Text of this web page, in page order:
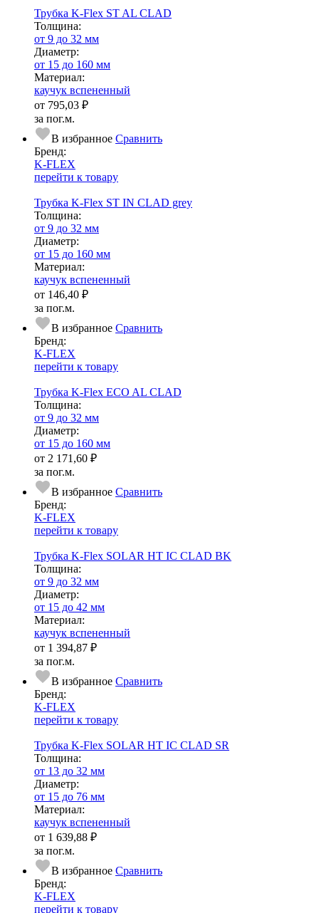
Трубка K-Flex ST AL CLAD
Тол­щи­на:
от 9 до 32 мм
Диаметр:
от 15 до 160 мм
Ма­­те­­ри­­ал:
каучук вспененный
от 795,03 ₽
за пог.м.
В избранное Сравнить
Бренд:
K-FLEX
перейти к товару
Трубка K-Flex ST IN CLAD grey
Тол­щи­на:
от 9 до 32 мм
Диаметр:
от 15 до 160 мм
Ма­­те­­ри­­ал:
каучук вспененный
от 146,40 ₽
за пог.м.
В избранное Сравнить
Бренд:
K-FLEX
перейти к товару
Трубка K-Flex ECO AL CLAD
Тол­щи­на:
от 9 до 32 мм
Диаметр:
от 15 до 160 мм
от 2 171,60 ₽
за пог.м.
В избранное Сравнить
Бренд:
K-FLEX
перейти к товару
Трубка K-Flex SOLAR HT IC CLAD BK
Тол­щи­на:
от 9 до 32 мм
Диаметр:
от 15 до 42 мм
Ма­­те­­ри­­ал:
каучук вспененный
от 1 394,87 ₽
за пог.м.
В избранное Сравнить
Бренд:
K-FLEX
перейти к товару
Трубка K-Flex SOLAR HT IC CLAD SR
Тол­щи­на:
от 13 до 32 мм
Диаметр:
от 15 до 76 мм
Ма­­те­­ри­­ал:
каучук вспененный
от 1 639,88 ₽
за пог.м.
В избранное Сравнить
Бренд:
K-FLEX
перейти к товару